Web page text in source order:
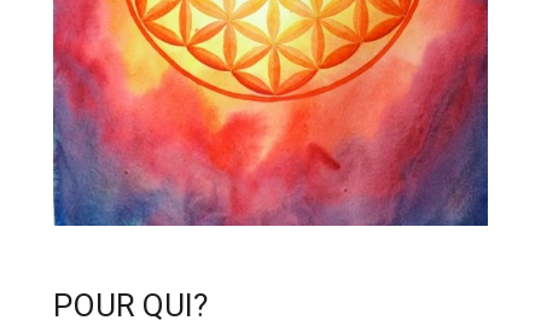
POUR QUI?